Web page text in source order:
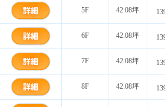
5F 42.08坪
6F 42.08坪
7F 42.08坪
8F 42.08坪